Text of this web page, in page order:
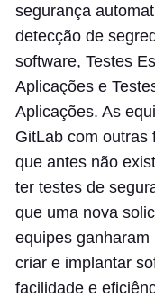
segurança
detecção de
software, Testes
Aplicações e
Aplicações. As
GitLab com outras
que antes não
ter testes de
que uma nova
equipes
criar e implantar
facilidade e